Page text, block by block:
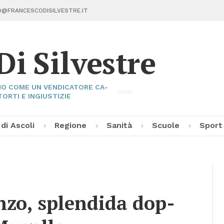
Sil­ve­stre
COME UN VEN­DI­CA­TO­RE CA­
E IN­GIU­STI­ZIE
Asco­li Re­gio­ne Sa­ni­tà Scuo­le Sport
splen­di­da dop­